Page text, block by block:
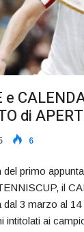
e
di
6
del primo
il
3 marzo al
intitolati ai